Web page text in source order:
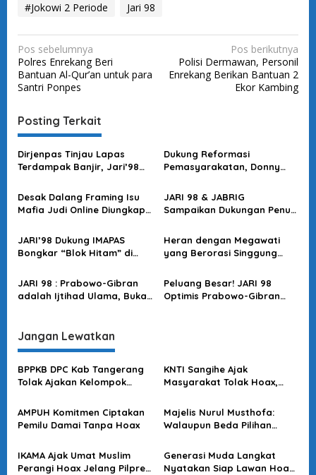
#Jokowi 2 Periode Jari 98
N
a
v
g
a
s
p
s
Pos sebelumnya
Polres Enrekang Beri
Bantuan Al-Qur’an untuk para
Santri Ponpes
Pos berikutnya
Polisi Dermawan, Personil
Enrekang Berikan Bantuan 2
Ekor Kambing
Posting Terkait
Dirjenpas Tinjau Lapas
Terdampak Banjir, Jari’98
Dukung Reformasi
Pemasyarakatan, Donny
Langkah Menteri Agus
Desak Dalang Framing Isu
Mafia Judi Online Diungkap,
Bersih!
JARI 98 & JABRIG
Sampaikan Dukungan Penuh
Reforma Birokrasi dan
Ketahanan Pangan di Lapas
JARI’98 Dukung IMAPAS
Bongkar “Blok Hitam” di
Heran dengan Megawati
yang Berorasi Singgung
Prakarsa : Salah Mereka
Apa, Kenapa Harus Panik?
JARI 98 : Prabowo-Gibran
adalah Ijtihad Ulama, Bukan
Peluang Besar! JARI 98
Optimis Prabowo-Gibran
Jangan Lewatkan
BPPKB DPC Kab Tangerang
Tolak Ajakan Kelompok
Memecah Belah Persatuan
KNTI Sangihe Ajak
Masyarakat Tolak Hoax,
AMPUH Komitmen Ciptakan
Pemilu Damai Tanpa Hoax
Majelis Nurul Musthofa:
Walaupun Beda Pilihan
IKAMA Ajak Umat Muslim
Perangi Hoax Jelang Pilpres
Generasi Muda Langkat
Nyatakan Siap Lawan Hoax